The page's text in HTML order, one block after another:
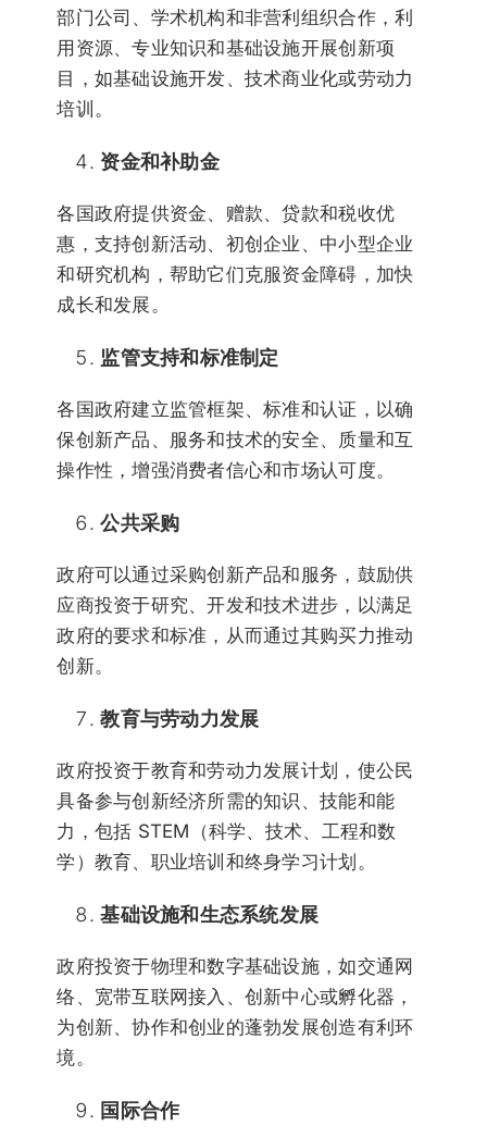
部门公司、学术机构和非营利组织合作，利
用资源、专业知识和基础设施开展创新项
目，如基础设施开发、技术商业化或劳动力
培训。
资金和补助金
各国政府提供资金、赠款、贷款和税收优
惠，支持创新活动、初创企业、中小型企业
和研究机构，帮助它们克服资金障碍，加快
成长和发展。
监管支持和标准制定
各国政府建立监管框架、标准和认证，以确
保创新产品、服务和技术的安全、质量和互
操作性，增强消费者信心和市场认可度。
公共采购
政府可以通过采购创新产品和服务，鼓励供
应商投资于研究、开发和技术进步，以满足
政府的要求和标准，从而通过其购买力推动
创新。
教育与劳动力发展
政府投资于教育和劳动力发展计划，使公民
具备参与创新经济所需的知识、技能和能
力，包括 STEM（科学、技术、工程和数
学）教育、职业培训和终身学习计划。
基础设施和生态系统发展
政府投资于物理和数字基础设施，如交通网
络、宽带互联网接入、创新中心或孵化器，
为创新、协作和创业的蓬勃发展创造有利环
境。
国际合作